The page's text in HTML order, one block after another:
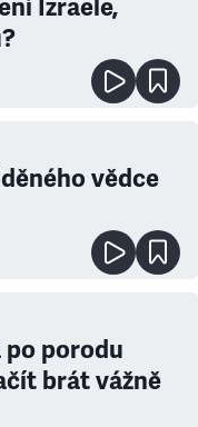
Izraele,
vědce
po porodu
brát vážně